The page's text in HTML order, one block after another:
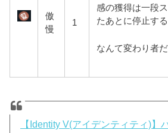
傲
慢
1
感の獲得は一段
たあとに停止する
なんて変わり者
【Identity V(アイデンティティ)】